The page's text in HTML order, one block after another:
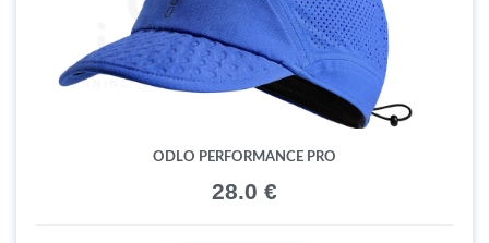
ODLO PERFORMANCE PRO
28.0 €